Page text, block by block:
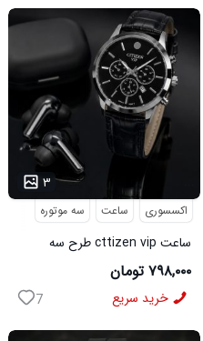
۳
اکسسوری ساعت سه موتوره
ساعت cttizen vip طرح سه
موتوره مشکی نقره ای کد6556
۷۹۸,۰۰۰ تومان
خرید سریع 7
سه موتوره